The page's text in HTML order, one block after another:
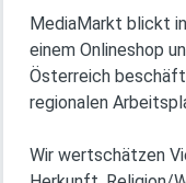
MediaMarkt blickt
einem Onlineshop
Österreich
regionalen
Wir wertschätzen